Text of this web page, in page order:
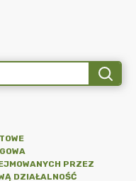
PRZEZ
DZIAŁALNOŚĆ